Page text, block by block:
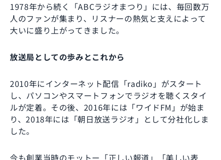
1978年から続く「ABCラジオまつり」には、毎回数万
人のファンが集まり、リスナーの熱気と支えによって
大いに盛り上がってきました。
放送局としての歩みとこれから
2010年にインターネット配信「radiko」がスタート
し、パソコンやスマートフォンでラジオを聴くスタイ
ルが定着。その後、2016年には「ワイドFM」が始ま
り、2018年には「朝日放送ラジオ」として分社化しま
した。
今も創業当時のモットー「正しい報道」「美しい表